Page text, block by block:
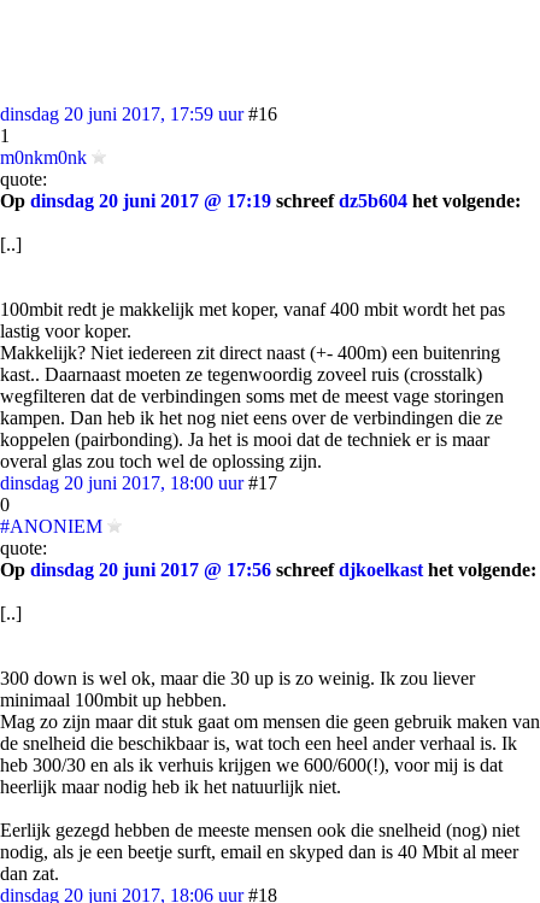
dinsdag 20 juni 2017, 17:59 uur #16
1
m0nkm0nk
quote:
Op dinsdag 20 juni 2017 @ 17:19 schreefdz5b604 het volgende:
[..]
100mbit redt je makkelijk met koper, vanaf 400 mbit wordt het pas
lastig voor koper.
Makkelijk? Niet iedereen zit direct naast (+- 400m) een buitenring
kast.. Daarnaast moeten ze tegenwoordig zoveel ruis (crosstalk)
wegfilteren dat de verbindingen soms met de meest vage storingen
kampen. Dan heb ik het nog niet eens over de verbindingen die ze
koppelen (pairbonding). Ja het is mooi dat de techniek er is maar
overal glas zou toch wel de oplossing zijn.
dinsdag 20 juni 2017, 18:00 uur #17
0
#ANONIEM
quote:
Op dinsdag 20 juni 2017 @ 17:56 schreefdjkoelkast het volgende:
[..]
300 down is wel ok, maar die 30 up is zo weinig. Ik zou liever
minimaal 100mbit up hebben.
Mag zo zijn maar dit stuk gaat om mensen die geen gebruik maken van
de snelheid die beschikbaar is, wat toch een heel ander verhaal is. Ik
heb 300/30 en als ik verhuis krijgen we 600/600(!), voor mij is dat
heerlijk maar nodig heb ik het natuurlijk niet.
Eerlijk gezegd hebben de meeste mensen ook die snelheid (nog) niet
nodig, als je een beetje surft, email en skyped dan is 40 Mbit al meer
dan zat.
dinsdag 20 juni 2017, 18:06 uur #18